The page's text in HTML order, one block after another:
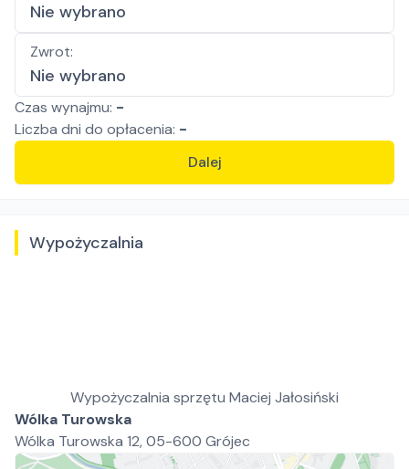
Nie wybrano
Zwrot:
Nie wybrano
Czas wynajmu: -
Liczba dni do opłacenia: -
Dalej
Wypożyczalnia
Wypożyczalnia sprzętu Maciej Jałosiński
Wólka Turowska
Wólka Turowska 12, 05-600 Grójec